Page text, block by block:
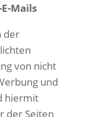
Mails
der
von nicht
und
hiermit
der Seiten